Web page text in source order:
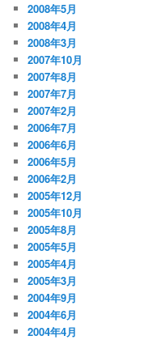
2008年5月
2008年4月
2008年3月
2007年10月
2007年8月
2007年7月
2007年2月
2006年7月
2006年6月
2006年5月
2006年2月
2005年12月
2005年10月
2005年8月
2005年5月
2005年4月
2005年3月
2004年9月
2004年6月
2004年4月